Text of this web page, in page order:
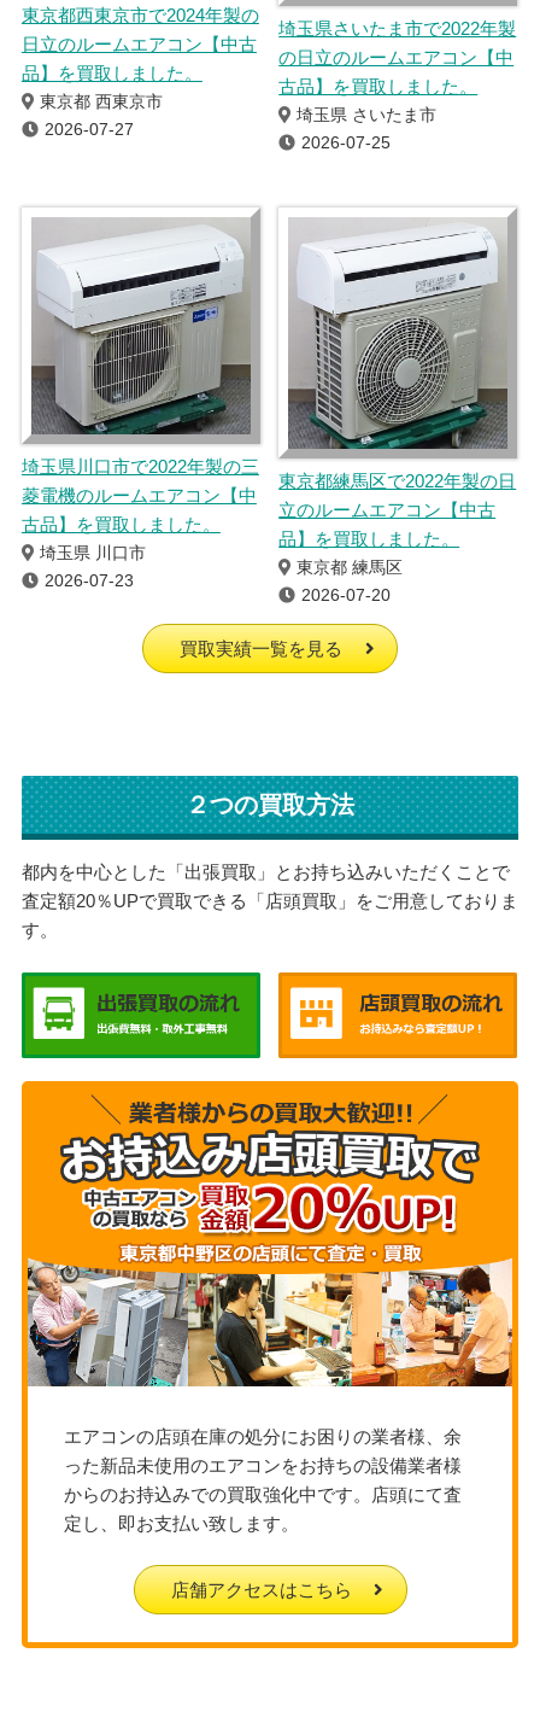
東京都西東京市で2024年製の
日立のルームエアコン【中古
品】を買取しました。
東京都 西東京市
2026-07-27
埼玉県さいたま市で2022年製
の日立のルームエアコン【中
古品】を買取しました。
埼玉県 さいたま市
2026-07-25
埼玉県川口市で2022年製の三
菱電機のルームエアコン【中
古品】を買取しました。
埼玉県 川口市
2026-07-23
東京都練馬区で2022年製の日
立のルームエアコン【中古
品】を買取しました。
東京都 練馬区
2026-07-20
買取実績一覧を見る
２つの買取方法
都内を中心とした「出張買取」とお持ち込みいただくことで
査定額20％UPで買取できる「店頭買取」をご用意しておりま
す。
エアコンの店頭在庫の処分にお困りの業者様、余
った新品未使用のエアコンをお持ちの設備業者様
からのお持込みでの買取強化中です。店頭にて査
定し、即お支払い致します。
店舗アクセスはこちら